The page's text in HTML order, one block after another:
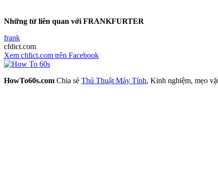
Những từ liên quan với FRANKFURTER
frank
cfdict.com
Xem cfdict.com trên Facebook
HowTo60s.com Chia sẻ Thủ Thuật Máy Tính, Kinh nghiệm, mẹo